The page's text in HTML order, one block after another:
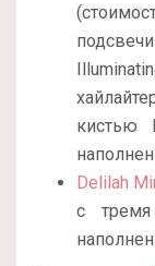
кистью
Delilah
с тремя